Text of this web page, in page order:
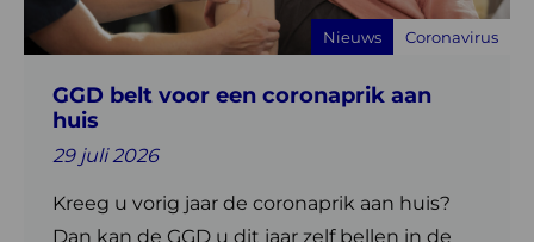
GGD belt voor een coronaprik aan
huis
29 juli 2026
Kreeg u vorig jaar de coronaprik aan huis?
Dan kan de GGD u dit jaar zelf bellen in de
Nieuws Coronavirus
coronaprik
aan